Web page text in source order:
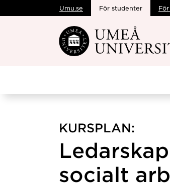
Hoppa direkt till
Umu.se För studenter
KURSPLAN:
socialt